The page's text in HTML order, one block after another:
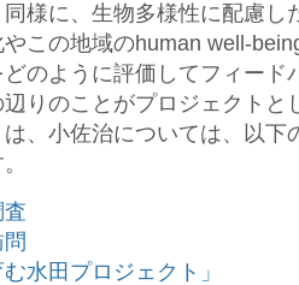
様に、生物多様性に配慮し
この地域のhuman well-
のように評価してフィード
りのことがプロジェクトと
、小佐治については、以下
水田プロジェクト」